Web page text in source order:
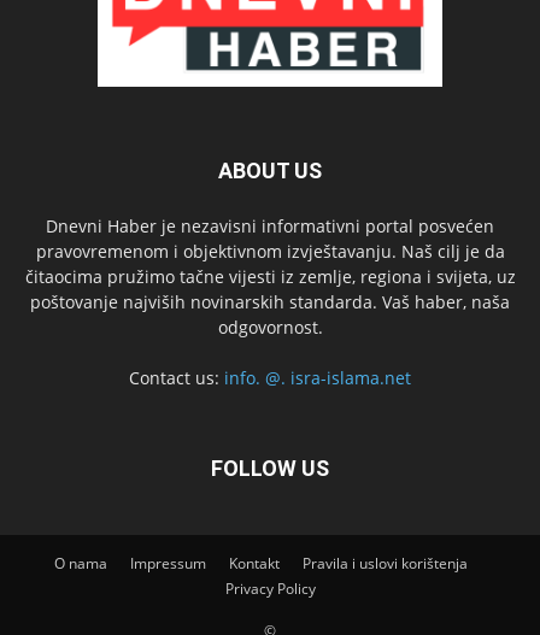
ABOUT US
Dnevni Haber je nezavisni informativni portal posvećen
pravovremenom i objektivnom izvještavanju. Naš cilj je da
čitaocima pružimo tačne vijesti iz zemlje, regiona i svijeta, uz
poštovanje najviših novinarskih standarda. Vaš haber, naša
odgovornost.
Contact us: info. @. isra-islama.net
FOLLOW US
O nama Impressum Kontakt
Pravila i uslovi korištenja
Privacy Policy